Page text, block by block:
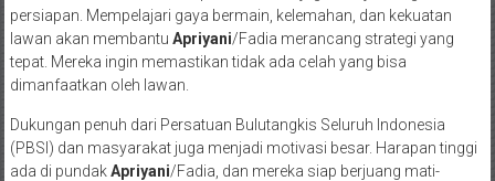
persiapan. Mempelajari gaya bermain, kelemahan, dan kekuatan
lawan akan membantu Apriyani/Fadia merancang strategi yang
tepat. Mereka ingin memastikan tidak ada celah yang bisa
dimanfaatkan oleh lawan.
Dukungan penuh dari Persatuan Bulutangkis Seluruh Indonesia
(PBSI) dan masyarakat juga menjadi motivasi besar. Harapan tinggi
ada di pundakApriyani/Fadia, dan mereka siap berjuang mati-